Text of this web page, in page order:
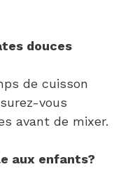
douces
de cuisson
vous
avant de mixer.
aux enfants?